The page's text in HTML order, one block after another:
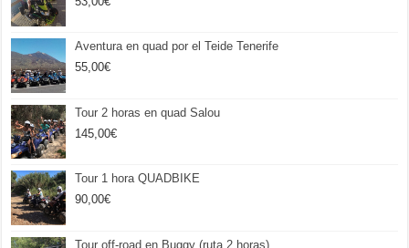
Aventura en quad por el Teide Tenerife
55,00€
Tour 2 horas en quad Salou
145,00€
Tour 1 hora QUADBIKE
90,00€
Tour off-road en Buggy (ruta 2 horas)